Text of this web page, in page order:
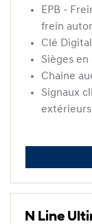
EPB -
frein
Clé
Sièges
Chaine
Signaux
extérieurs
N Line